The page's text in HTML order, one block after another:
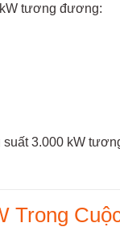
tương đương:
suất 3.000 kW
Trong